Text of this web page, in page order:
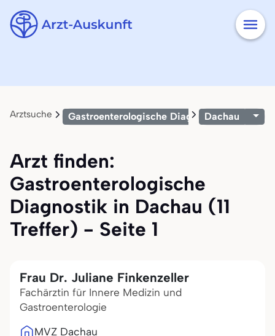
Arztsuche Gastroenterologische DiagnostikDachau
Arzt finden:
Gastroenterologische
Diagnostik in Dachau (11
Treffer) - Seite 1
Frau Dr. Juliane Finkenzeller
Fachärztin für Innere Medizin und
Gastroenterologie
MVZ Dachau